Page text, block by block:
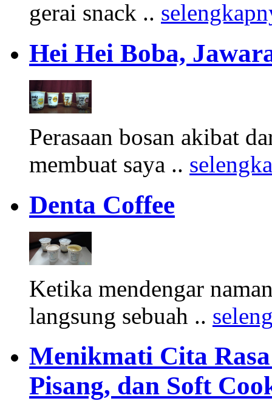
gerai snack ..
Hei Hei Boba,
Perasaan bosan akibat
membuat saya ..
Denta Coffee
Ketika mendengar
langsung sebuah ..
Menikmati Cita
Pisang, dan Soft